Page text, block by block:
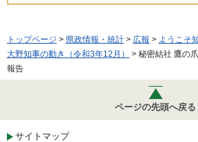
トップページ > 県政情報・統計 > 広報 > ようこそ
大野知事の動き（令和3年12月）
> 秘密結社 鷹の
報告
ページの先頭へ戻る
サイトマップ